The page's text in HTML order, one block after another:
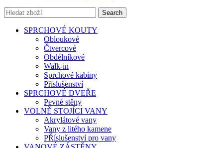
Search
SPRCHOVÉ KOUTY
Obloukové
Čtvercové
Obdélníkové
Walk-in
Sprchové kabiny
Příslušenství
SPRCHOVÉ DVEŘE
Pevné stěny
VOLNĚ STOJÍCI VANY
Akrylátové vany
Vany z litého kamene
PŘíslušenství pro vany